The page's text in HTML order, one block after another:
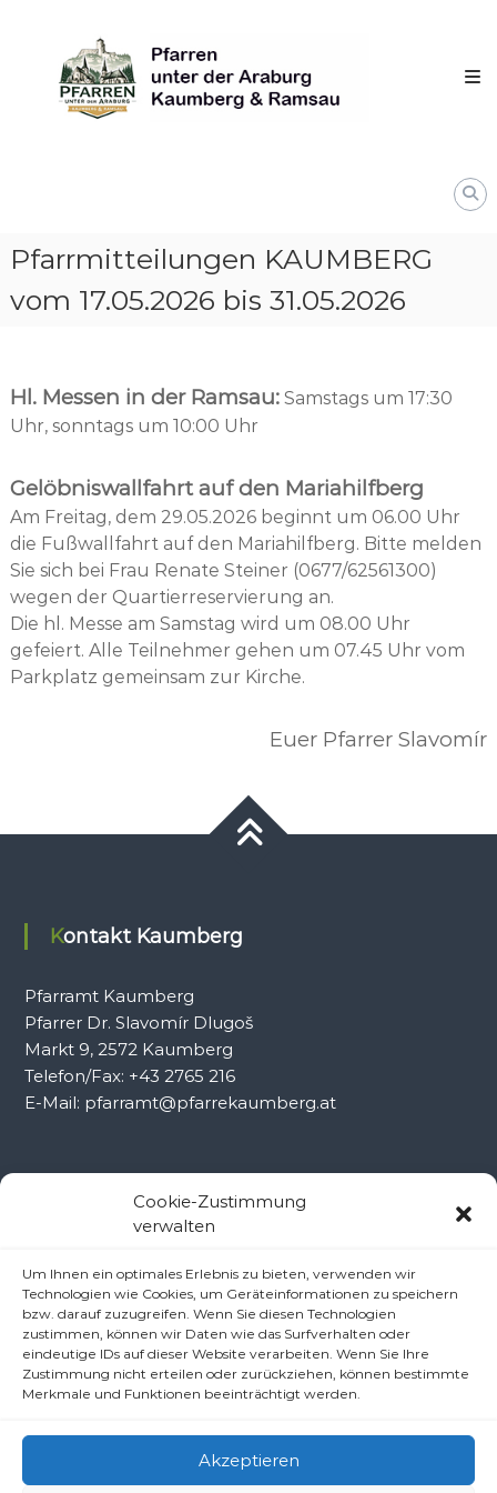
Cookie-Zustimmung
verwalten
Um Ihnen ein optimales Erlebnis zu bieten, verwenden wir
Technologien wie Cookies, um Geräteinformationen zu speichern
bzw. darauf zuzugreifen. Wenn Sie diesen Technologien
zustimmen, können wir Daten wie das Surfverhalten oder
eindeutige IDs auf dieser Website verarbeiten. Wenn Sie Ihre
Zustimmung nicht erteilen oder zurückziehen, können bestimmte
Merkmale und Funktionen beeinträchtigt werden.
Akzeptieren
content
unter
derAraburg
Kaumberg
Pfarrmitteilungen KAUMBERG
vom 17.05.2026 bis 31.05.2026
Hl. Messen in der Ramsau:Samstags um 17:30
Uhr, sonntags um 10:00 Uhr
Gelöbniswallfahrt auf den Mariahilfberg
Am Freitag, dem 29.05.2026 beginnt um 06.00 Uhr
die Fußwallfahrt auf den Mariahilfberg. Bitte melden
Sie sich bei Frau Renate Steiner (0677/62561300)
wegen der Quartierreservierung an.
Die hl. Messe am Samstag wird um 08.00 Uhr
gefeiert. Alle Teilnehmer gehen um 07.45 Uhr vom
Parkplatz gemeinsam zur Kirche.
Euer Pfarrer Slavomír
Kontakt Kaumberg
Pfarramt Kaumberg
Pfarrer Dr. Slavomír Dlugoš
Markt 9, 2572 Kaumberg
Telefon/Fax: +43 2765 216
E-Mail: pfarramt@pfarrekaumberg.at
Kontakt Ramsau
Pfarrer Dr. Slavomír Dlugoš
Oberdörfl 8, 3172 Ramsau
Telefon: +43 2764 8240
E-Mail: pfarre.ramsau@gmx.at